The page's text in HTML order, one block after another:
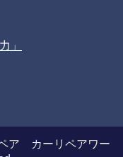
」
ア カーリペアワー